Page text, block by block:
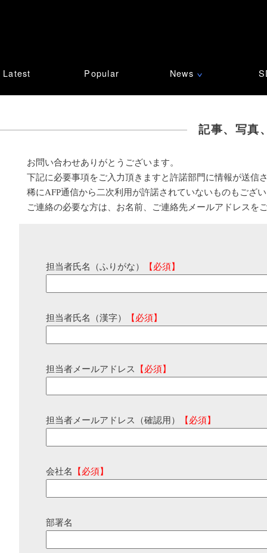
Latest Popular News ∨
記事、写真
お問い合わせありがとうございます。
下記に必要事項をご入力頂きますと許諾部門に情報が送信
稀にAFP通信から二次利用が許諾されていないものもござ
ご連絡の必要な方は、お名前、ご連絡先メールアドレスを
担当者氏名（ふりがな） 【必須】
担当者氏名（漢字） 【必須】
担当者メールアドレス 【必須】
担当者メールアドレス（確認用） 【必須】
会社名 【必須】
部署名